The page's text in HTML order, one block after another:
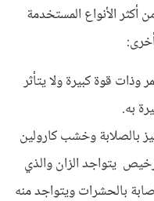
الأنواع المستخدمة
وذات قوة كبيرة ولا يتأثر
به.
بالصلابة وخشب كارولين
يتواجد الزان والذي
بالحشرات ويتواجد منه